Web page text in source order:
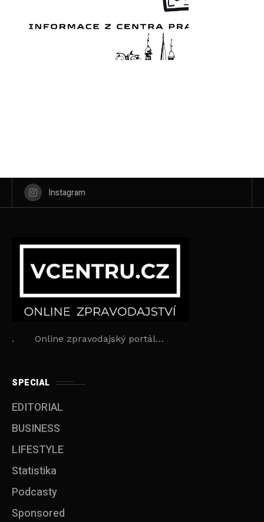
Instagram
. Online zpravodajský portál…
SPECIAL
EDITORIAL
BUSINESS
LIFESTYLE
Statistika
Podcasty
Sponsored